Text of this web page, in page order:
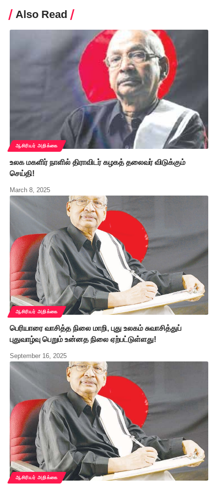
Also Read
ஆசிரியர் அறிக்கை
உலக மகளிர் நாளில் திராவிடர் கழகத் தலைவர் விடுக்கும்
செய்தி!
March 8, 2025
ஆசிரியர் அறிக்கை
பெரியாரை வாசித்த நிலை மாறி, புது உலகம் சுவாசித்துப்
புதுவாழ்வு பெறும் உன்னத நிலை ஏற்பட்டுள்ளது!
September 16, 2025
ஆசிரியர் அறிக்கை